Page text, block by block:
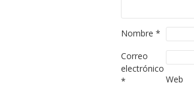
Nombre *
Correo
electrónico
*
Web